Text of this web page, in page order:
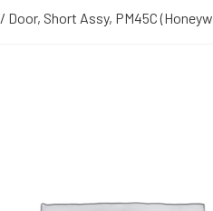
/ Door, Short Assy, PM45C